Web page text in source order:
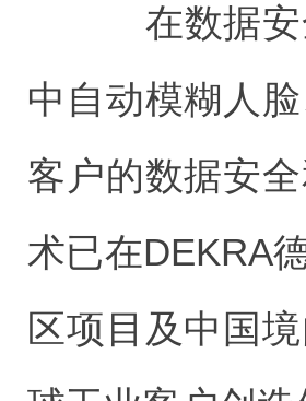
在数据安
中自动模糊人
客户的数据安
术已在DEKRA
区项目及中国